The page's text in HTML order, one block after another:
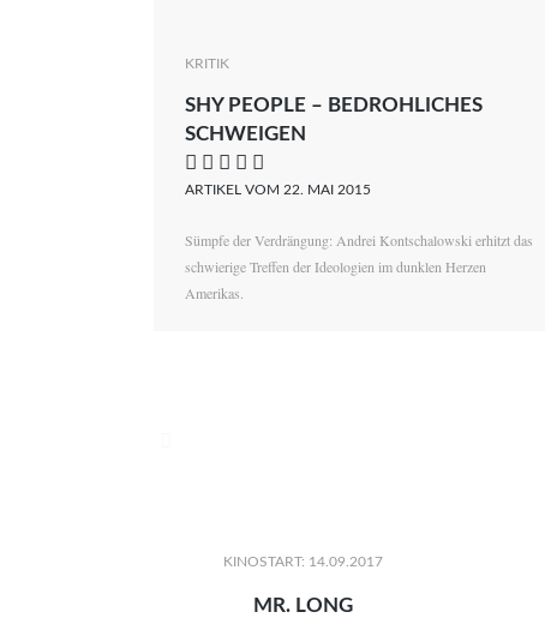
KRITIK
SHY PEOPLE – BEDROHLICHES
SCHWEIGEN
    
ARTIKEL VOM 22. MAI 2015
Sümpfe der Verdrängung: Andrei Kontschalowski erhitzt das
schwierige Treffen der Ideologien im dunklen Herzen
Amerikas.
KINOSTART: 14.09.2017
MR. LONG